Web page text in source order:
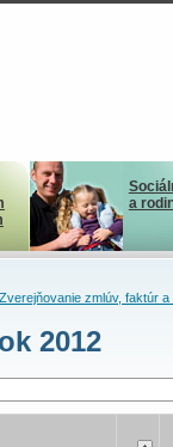
a
Zverejňovanie zmlúv, faktúr a
2012